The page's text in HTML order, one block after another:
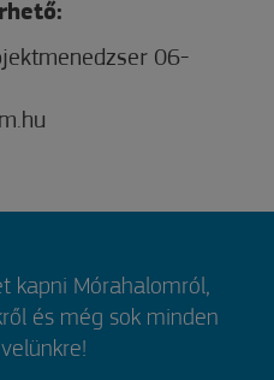
06-
kapni Mórahalomról,
és még sok minden